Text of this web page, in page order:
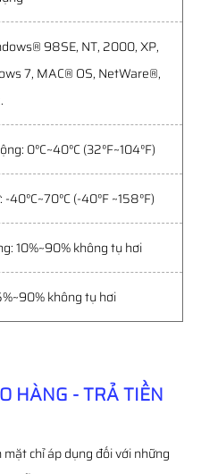
98SE, NT, 2000, XP,
7, MAC® OS, NetWare®,
0°C~40°C (32°F~104°F)
40°C~70°C (-40°F ~158°F)
10%~90% không tụ hơi
không tụ hơi
HÀNG - TRẢ TIỀN
chỉ áp dụng đối với những